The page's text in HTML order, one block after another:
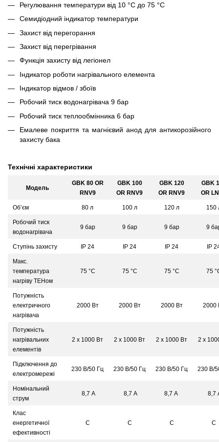
Регулювання температури від 10 °C до 75 °C
Семидіодний індикатор температури
Захист від перегорання
Захист від перегрівання
Функція захисту від легіонел
Індикатор роботи нагрівального елемента
Індикатор відмов / збоїв
Робочий тиск водонагрівача 9 бар
Робочий тиск теплообмінника 6 бар
Емалеве покриття та магнієвий анод для антикорозійного
захисту бака
Технічні характеристики
Модель
GBK 80 OR
RNV9
GBK 100
OR RNV9
GBK 120
OR RNV9
GBK
OR
Об’єм 80 л 100 л 120 л 150
Робочий тиск
водонагрівача
9 бар 9 бар 9 бар 9
Ступінь захисту IP 24 IP 24 IP 24 IP
Макс.
температура
нагріву ТЕНом
75 °С 75 °С 75 °С 75
Потужність
електричного
нагрівача
2000 Вт 2000 Вт 2000 Вт 2000
Потужність
нагрівальних
елементів
2 х 1000 Вт 2 х 1000 Вт 2 х 1000 Вт 2 х
Підключення до
електромережі
230 В/50 Гц 230 В/50 Гц 230 В/50 Гц 230 В/
Номінальний
струм
8,7 A 8,7 A 8,7 A 8,7
Клас
енергетичної
ефективності
С С С С